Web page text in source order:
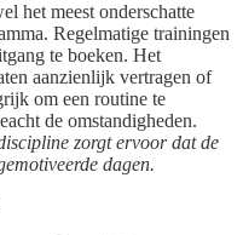
het meest onderschatte
Regelmatige trainingen
te boeken. Het
aanzienlijk vertragen of
om een routine te
de omstandigheden.
zorgt ervoor dat de
dagen.